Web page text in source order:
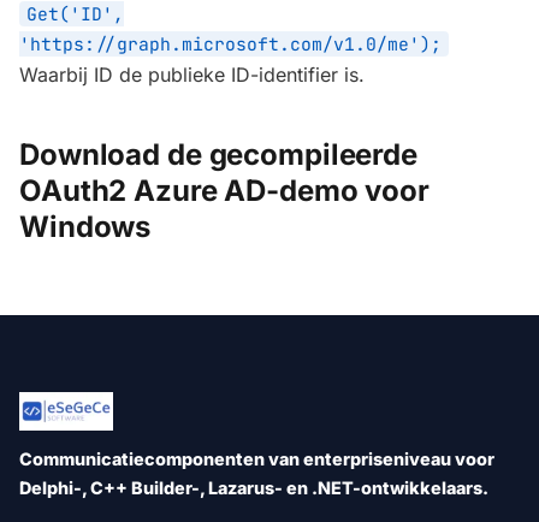
Get('ID',
'https://graph.microsoft.com/v1.0/me');
Waarbij ID de publieke ID-identifier is.
Download de gecompileerde
OAuth2 Azure AD-demo voor
Windows
Communicatiecomponenten van enterpriseniveau voor
Delphi-, C++ Builder-, Lazarus- en .NET-ontwikkelaars.